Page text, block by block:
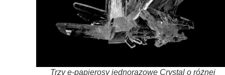
Trzy e-papierosy jednorazowe Crystal o różnej